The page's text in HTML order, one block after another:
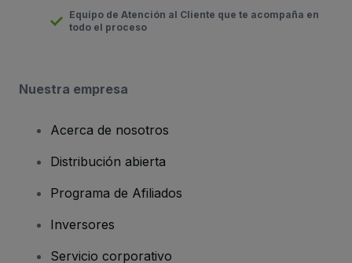
Equipo de Atención al Cliente que te acompaña en
todo el proceso
Nuestra empresa
Acerca de nosotros
Distribución abierta
Programa de Afiliados
Inversores
Servicio corporativo